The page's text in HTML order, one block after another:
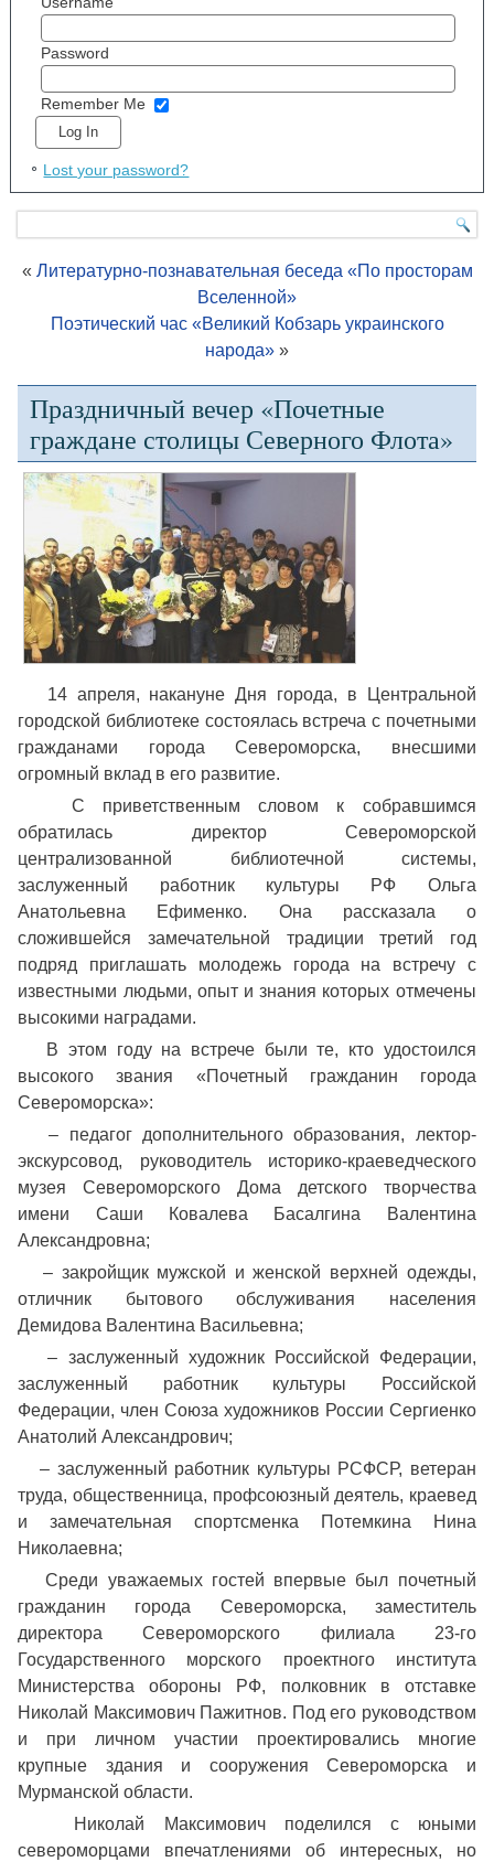
Password
Remember Me
Lost your password?
« Литературно-познавательная беседа «По просторам
Вселенной»
Поэтический час «Великий Кобзарь украинского
народа» »
Праздничный вечер «Почетные
граждане столицы Северного Флота»
14 апреля, накануне Дня города, в Центральной
городской библиотеке состоялась встреча с почетными
гражданами города Североморска, внесшими
огромный вклад в его развитие.
С приветственным словом к собравшимся
обратилась директор Североморской
централизованной библиотечной системы,
заслуженный работник культуры РФ Ольга
Анатольевна Ефименко. Она рассказала о
сложившейся замечательной традиции третий год
подряд приглашать молодежь города на встречу с
известными людьми, опыт и знания которых отмечены
высокими наградами.
В этом году на встрече были те, кто удостоился
высокого звания «Почетный гражданин города
Североморска»:
– педагог дополнительного образования, лектор-
экскурсовод, руководитель историко-краеведческого
музея Североморского Дома детского творчества
имени Саши Ковалева Басалгина Валентина
Александровна;
– закройщик мужской и женской верхней одежды,
отличник бытового обслуживания населения
Демидова Валентина Васильевна;
– заслуженный художник Российской Федерации,
заслуженный работник культуры Российской
Федерации, член Союза художников России Сергиенко
Анатолий Александрович;
– заслуженный работник культуры РСФСР, ветеран
труда, общественница, профсоюзный деятель, краевед
и замечательная спортсменка Потемкина Нина
Николаевна;
Среди уважаемых гостей впервые был почетный
гражданин города Североморска, заместитель
директора Североморского филиала 23-го
Государственного морского проектного института
Министерства обороны РФ, полковник в отставке
Николай Максимович Пажитнов. Под его руководством
и при личном участии проектировались многие
крупные здания и сооружения Североморска и
Мурманской области.
Николай Максимович поделился с юными
североморцами впечатлениями об интересных, но